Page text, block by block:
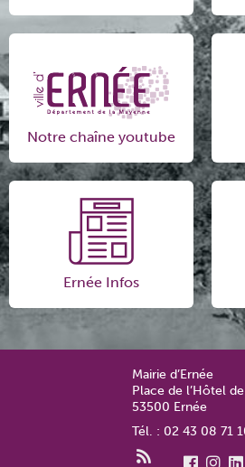
Notre chaîne youtube
Ernée Infos
Mairie d’Ernée
Place de l’Hôtel
53500 Ernée
Tél. : 02 43 08 71